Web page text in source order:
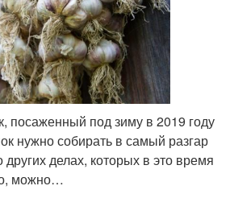
посаженный под зиму в 2019 году
нужно собирать в самый разгар
делах, которых в это время
можно…